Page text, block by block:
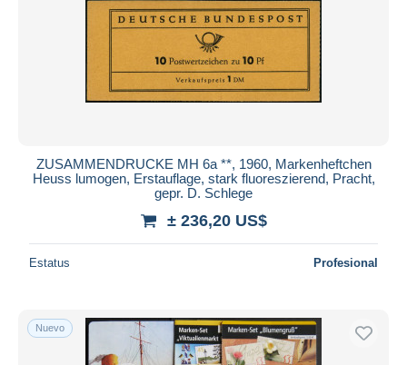
ZUSAMMENDRUCKE MH 6a **, 1960, Markenheftchen
Heuss lumogen, Erstauflage, stark fluoreszierend, Pracht,
gepr. D. Schlege
± 236,20 US$
Estatus Profesional
Nuevo